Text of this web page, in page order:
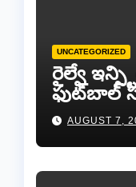
UNCATEGORIZED
రైల్వే
ఫుట్‌బాల్
జట్లు
AUGUST 7,